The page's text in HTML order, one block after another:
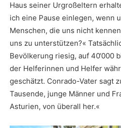
Haus seiner Urgroßeltern
ich eine Pause einlegen, wenn
Menschen, die uns nicht
uns zu unterstützen?«
Bevölkerung riesig, auf 40‘000
der Helferinnen und Helfer
geschätzt. Conrado-Vater sagt
Tausende, junge Männer und
Asturien, von überall her.«